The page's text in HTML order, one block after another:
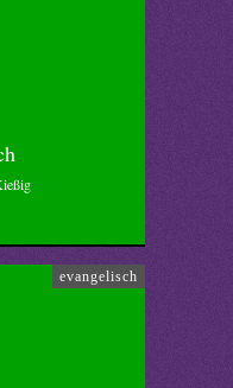
evangelisch